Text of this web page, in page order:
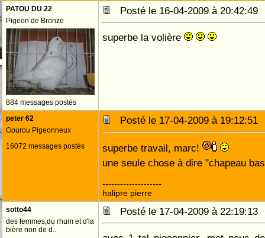
PATOU DU 22
Pigeon de Bronze
884 messages postés
Posté le 16-04-2009 à
superbe la volière
peter 62
Gourou Pigeonneux
16072 messages postés
Posté le 17-04-2009 à
superbe travail, marc!
une seule chose à dire "chapeau
--------------------
halipre pierre
sotto44
des femmes,du rhum et d'la
bière non de d..
Posté le 17-04-2009 à